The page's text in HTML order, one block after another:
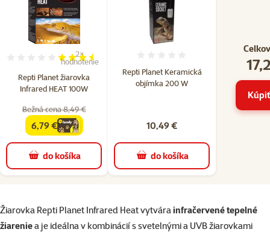
Repti Planet žiarovka
Infrared HEAT 100W
Hodnotenie 70%, počet hodnotení: 2
2×
hodnotenie
Bežná cena 8,49 €
familycena
6,79 €
do košíka
Repti Planet Keramická
objímka 200 W
10,49 €
do košíka
superzoo.product.detail.content
Žiarovka Repti Planet Infrared Heat vytvárainfračervené tepelné
žiareniea je ideálna v kombinácií s svetelnými a UVB žiarovkami